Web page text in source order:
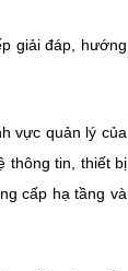
giải đáp, hướng
vực quản lý của
thông tin, thiết bị
cấp hạ tầng và